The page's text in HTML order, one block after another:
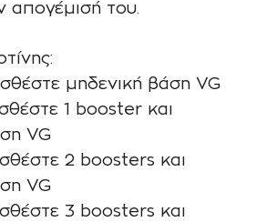
απογέμισή του.
μηδενική βάση VG
1 booster και
VG
2 boosters και
VG
3 boosters και